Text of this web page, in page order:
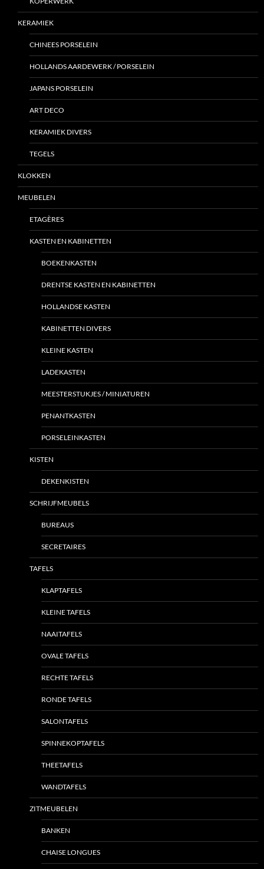
KERAMIEK
CHINEES PORSELEIN
HOLLANDS AARDEWERK / PORSELEIN
JAPANS PORSELEIN
ART DECO
KERAMIEK DIVERS
TEGELS
KLOKKEN
MEUBELEN
ETAGÈRES
KASTEN EN KABINETTEN
BOEKENKASTEN
DRENTSE KASTEN EN KABINETTEN
HOLLANDSE KASTEN
KABINETTEN DIVERS
KLEINE KASTEN
LADEKASTEN
MEESTERSTUKJES / MINIATUREN
PENANTKASTEN
PORSELEINKASTEN
KISTEN
DEKENKISTEN
SCHRIJFMEUBELS
BUREAUS
SECRETAIRES
TAFELS
KLAPTAFELS
KLEINE TAFELS
NAAITAFELS
OVALE TAFELS
RECHTE TAFELS
RONDE TAFELS
SALONTAFELS
SPINNEKOPTAFELS
THEETAFELS
WANDTAFELS
ZITMEUBELEN
BANKEN
CHAISE LONGUES